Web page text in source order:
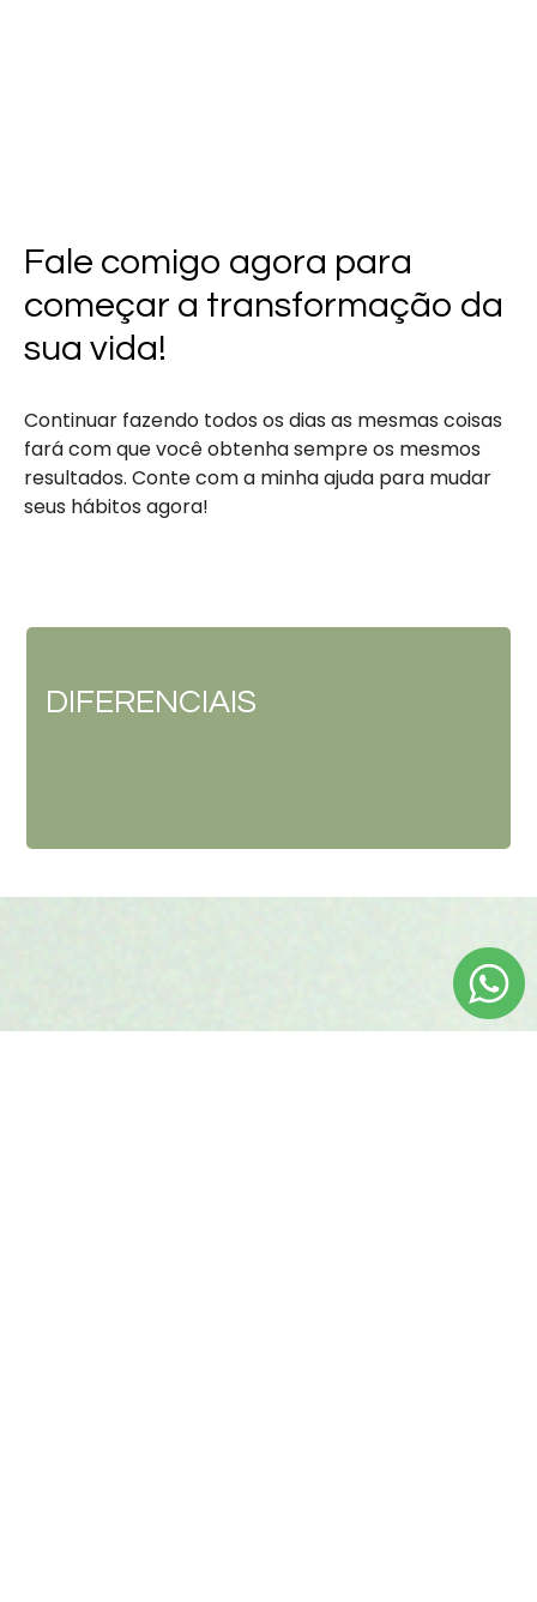
DIFERENCIAIS
Fale comigo agora para
começar a transformação da
sua vida!
Continuar fazendo todos os dias as mesmas coisas
fará com que você obtenha sempre os mesmos
resultados. Conte com a minha ajuda para mudar
seus hábitos agora!